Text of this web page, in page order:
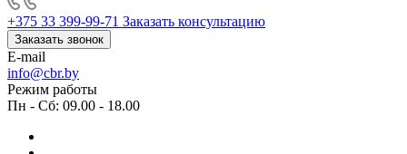
+375 33 399-99-71 Заказать консультацию
Заказать звонок
E-mail
info@cbr.by
Режим работы
Пн - Сб: 09.00 - 18.00